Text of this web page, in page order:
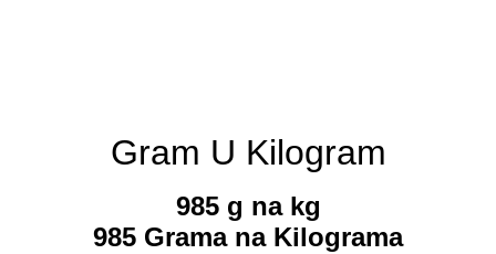
Gram U Kilogram
985 g na kg
985 Grama na Kilograma